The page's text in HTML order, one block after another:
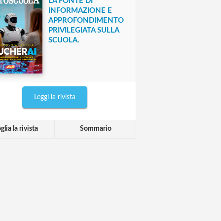
INFORMAZIONE E
APPROFONDIMENTO
PRIVILEGIATA SULLA
SCUOLA.
Leggi la rivista
la rivista Sommario